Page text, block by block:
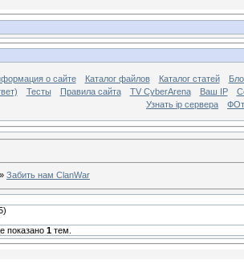
о сайте Каталог файлов Каталог статей
Тесты Правила сайта TV CyberArena Ваш IP
Узнать ip сервера
» Забить нам ClanWar
)
показано 1 тем.